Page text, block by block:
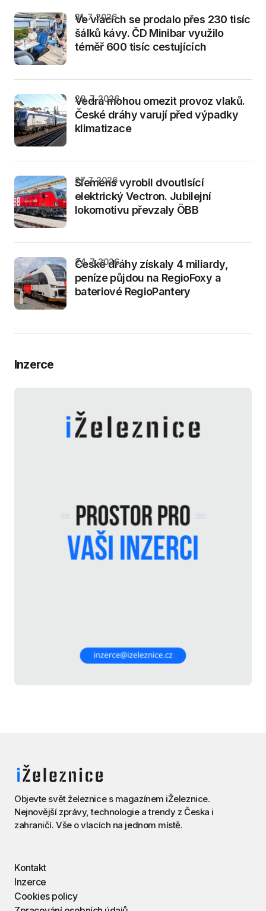
Ve vlacích se prodalo přes 230 tisíc
šálků kávy. ČD Minibar využilo
téměř 600 tisíc cestujících
31. 7. 2026
Vedra mohou omezit provoz vlaků.
České dráhy varují před výpadky
klimatizace
29. 7. 2026
Siemens vyrobil dvoutisící
elektrický Vectron. Jubilejní
lokomotivu převzaly ÖBB
27. 7. 2026
České dráhy získaly 4 miliardy,
peníze půjdou na RegioFoxy a
bateriové RegioPantery
24. 7. 2026
Inzerce
Objevte svět železnice s magazínem iŽeleznice.
Nejnovější zprávy, technologie a trendy z Česka i
zahraničí. Vše o vlacích na jednom místě.
Kontakt
Inzerce
Cookies policy